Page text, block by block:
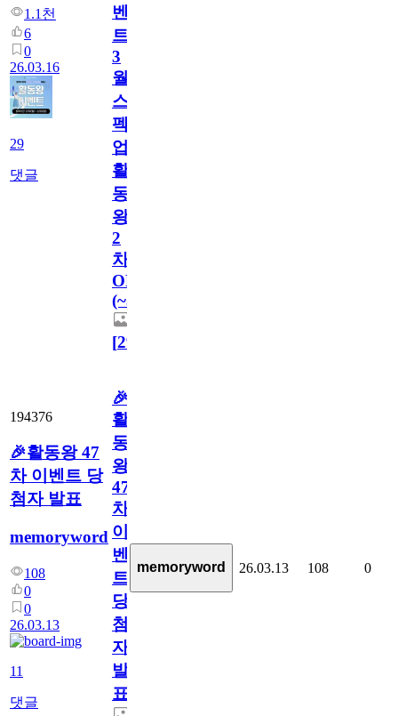
1.1천
6
0
26.03.16
29
댓글
벤
트!
3
월
스
펙
업
활
동
왕
2
차
OPEN
(~3/29)
[29
194376
🎉활동왕 47
차 이벤트 당
첨자 발표
memoryword
108
0
0
26.03.13
11
댓글
🎉
활
동
왕
47
차
이
벤
트
당
첨
자
발
표
memoryword 26.03.13 108 0